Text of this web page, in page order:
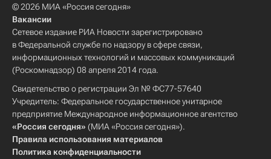
© 2026 МИА «Россия сегодня»
Вакансии
Сетевое издание РИА Новости зарегистрировано
в Федеральной службе по надзору в сфере связи,
информационных технологий и массовых коммуникаций
(Роскомнадзор) 08 апреля 2014 года.
Свидетельство о регистрации Эл № ФС77-57640
Учредитель: Федеральное государственное унитарное
предприятие Международное информационное агентство
«Россия сегодня» (МИА «Россия сегодня»).
Правила использования материалов
Политика конфиденциальности